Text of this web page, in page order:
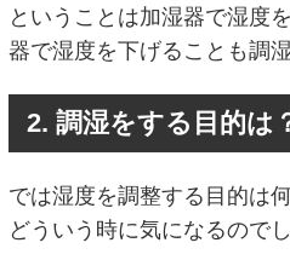
ということは加湿器で湿度
器で湿度を下げることも調
2. 調湿をする目的は
では湿度を調整する目的は
どういう時に気になるので